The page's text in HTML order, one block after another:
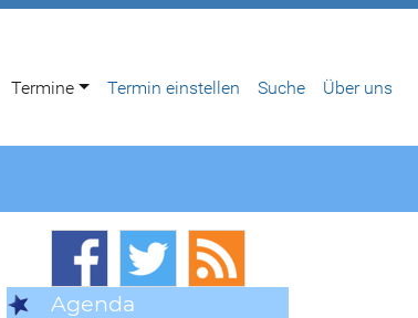
Termine Termin einstellen Suche Über uns
Agenda